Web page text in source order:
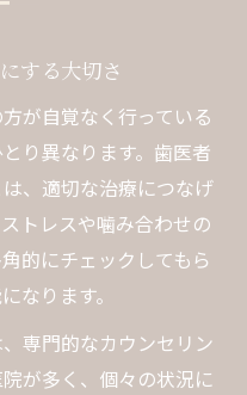
安心につながる理由
者で受けるメリット
者治療法比較ポイン
選びで結果が変わる
り改善へ導くポイ
しり改善に与える影
する大切さ
が自覚なく行っている
り異なります。歯医者
、適切な治療につなげ
トレスや噛み合わせの
的にチェックしてもら
なります。
専門的なカウンセリン
が多く、個々の状況に